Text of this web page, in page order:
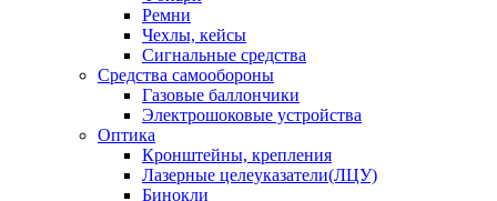
Ремни
Чехлы, кейсы
Сигнальные средства
Средства самообороны
Газовые баллончики
Электрошоковые устройства
Оптика
Кронштейны, крепления
Лазерные целеуказатели(ЛЦУ)
Бинокли